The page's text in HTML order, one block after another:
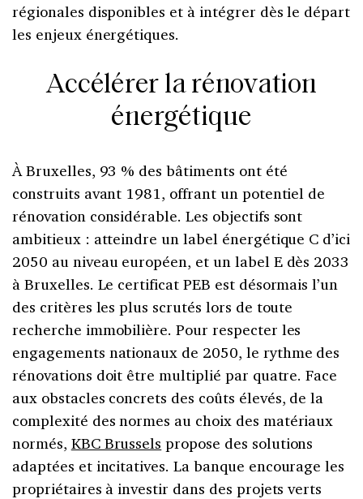
régionales disponibles et à intégrer dès le départ
les enjeux énergétiques.
Accélérer la rénovation
énergétique
À Bruxelles, 93 % des bâtiments ont été
construits avant 1981, offrant un potentiel de
rénovation considérable. Les objectifs sont
ambitieux : atteindre un label énergétique C d’ici
2050 au niveau européen, et un label E dès 2033
à Bruxelles. Le certificat PEB est désormais l’un
des critères les plus scrutés lors de toute
recherche immobilière. Pour respecter les
engagements nationaux de 2050, le rythme des
rénovations doit être multiplié par quatre. Face
aux obstacles concrets des coûts élevés, de la
complexité des normes au choix des matériaux
normés, KBC Brussels propose des solutions
adaptées et incitatives. La banque encourage les
propriétaires à investir dans des projets verts